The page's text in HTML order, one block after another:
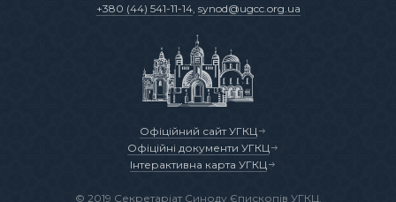
+380 (44) 541-11-14, synod@ugcc.org.ua
Офіційний сайт УГКЦ
Офіційні документи УГКЦ
Інтерактивна карта УГКЦ
© 2019 Секретаріат Синоду Єпископів УГКЦ.